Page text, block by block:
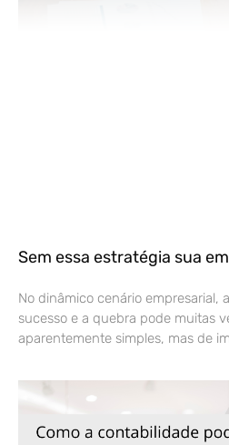
Sem essa estratégia sua
No dinâmico cenário empresarial,
sucesso e a quebra pode muitas
aparentemente simples, mas de